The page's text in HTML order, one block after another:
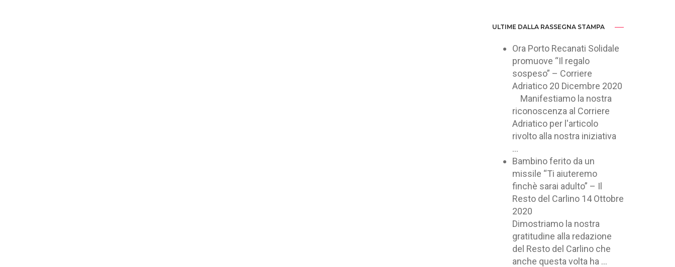
ULTIME DALLA RASSEGNA STAMPA
Ora Porto Recanati Solidale
promuove “Il regalo
sospeso” – Corriere
Adriatico20 Dicembre 2020
Manifestiamo la nostra
riconoscenza al Corriere
Adriatico per l'articolo
rivolto alla nostra iniziativa
...
Bambino ferito da un
missile “Ti aiuteremo
finchè sarai adulto” – Il
Resto del Carlino14 Ottobre
2020
Dimostriamo la nostra
gratitudine alla redazione
del Resto del Carlino che
anche questa volta ha ...